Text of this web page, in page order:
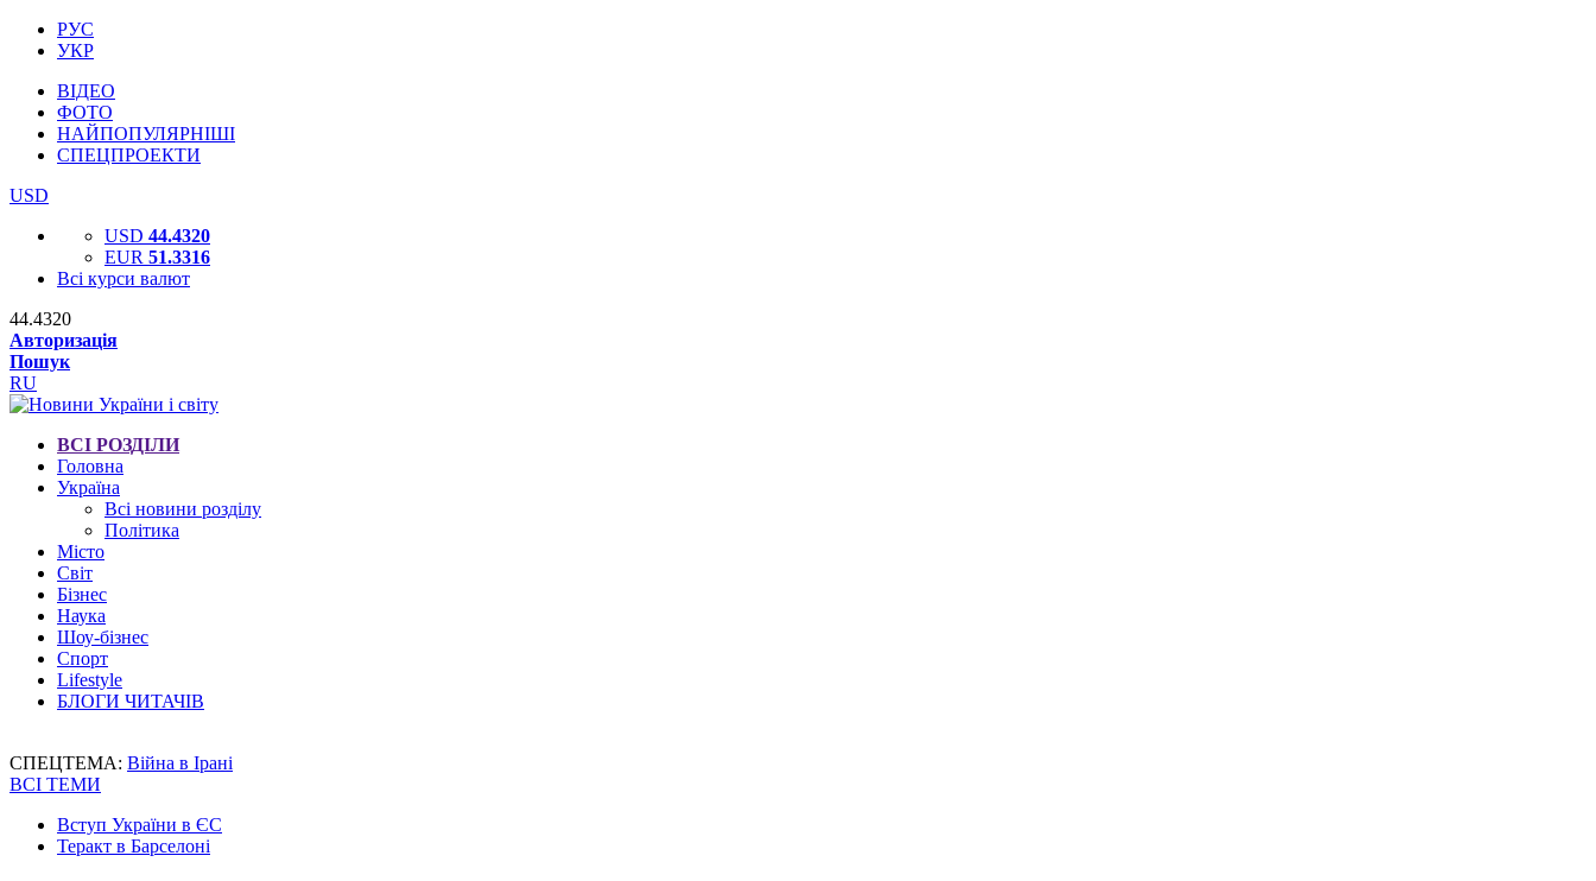
РУС
УКР
ВІДЕО
ФОТО
НАЙПОПУЛЯРНІШІ
СПЕЦПРОЕКТИ
USD
USD 44.4320
EUR 51.3316
Всі курси валют
44.4320
Авторизація
Пошук
RU
ВСІ РОЗДІЛИ
Головна
Україна
Всі новини розділу
Політика
Місто
Світ
Бізнес
Наука
Шоу-бізнес
Спорт
Lifestyle
БЛОГИ ЧИТАЧІВ
СПЕЦТЕМА: Війна в Ірані
ВСІ ТЕМИ
Вступ України в ЄС
Теракт в Барселоні